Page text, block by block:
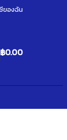
องฉัน
฿0.00